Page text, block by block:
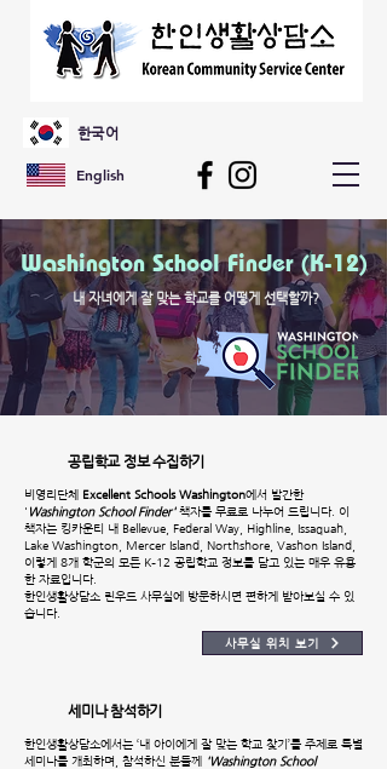
한국어
English
Washington School Finder (K-12)
내 자녀에게 잘 맞는 학교를 어떻게 선택할까?
공립학교 정보 수집하기
비영리단체 Excellent Schools Washington에서 발간한
' Washington School Finder'책자를 무료로 나누어 드립니다. 이
책자는 킹카운티 내 Bellevue, Federal Way, Highline, Issaquah,
Lake Washington, Mercer Island, Northshore, Vashon Island,
이렇게 8개 학군의 모든 K–12 공립학교 정보를 담고 있는 매우 유용
한 자료입니다.
한인생활상담소 린우드 사무실에 방문하시면 편하게 받아보실 수 있
습니다.
사무실 위치 보기
세미나 참석하기
한인생활상담소에서는 ‘내 아이에게 잘 맞는 학교 찾기’를 주제로 특별
세미나를 개최하며, 참석하신 분들께
'Washington School